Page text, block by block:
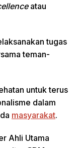
atau
tugas
teman-
untuk terus
dalam
masyarakat.
Ahli Utama